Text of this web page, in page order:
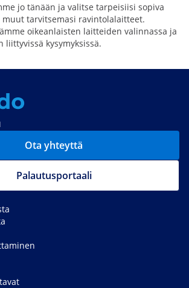
jo tänään ja valitse tarpeisiisi sopiva
muut tarvitsemasi ravintolalaitteet.
oikeanlaisten laitteiden valinnassa ja
liittyvissä kysymyksissä.
Ota yhteyttä
Palautusportaali